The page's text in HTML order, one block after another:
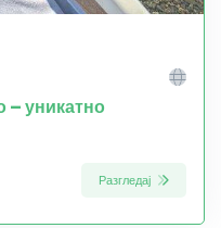
– уникатно
Разгледај